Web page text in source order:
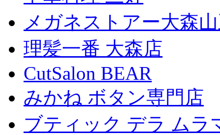
メガネストアー大森
理髪一番 大森店
CutSalon BEAR
みかね ボタン専門店
ブティック デラ ムラ